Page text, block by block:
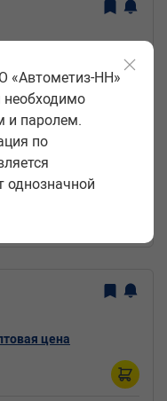
(БелЗАН)(уп.
цена
«Автометиз-НН»
необходимо
и паролем.
по
однозначной